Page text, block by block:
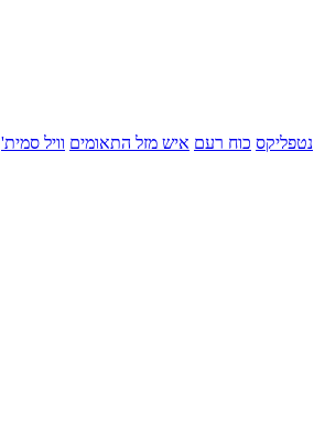
נטפליקס כוח רעם איש מזל התאומים וויל סמית'